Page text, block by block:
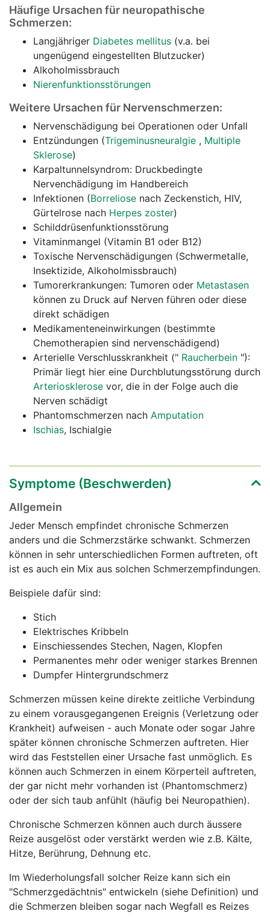
Häufige Ursachen für neuropathische
Schmerzen:
Langjähriger Diabetes mellitus (v.a. bei
ungenügend eingestellten Blutzucker)
Alkoholmissbrauch
Nierenfunktionsstörungen
Weitere Ursachen für Nervenschmerzen:
Nervenschädigung bei Operationen oder Unfall
Entzündungen (Trigeminusneuralgie , Multiple
Sklerose)
Karpaltunnelsyndrom: Druckbedingte
Nervenchädigung im Handbereich
Infektionen (Borreliose nach Zeckenstich, HIV,
Gürtelrose nach Herpes zoster)
Schilddrüsenfunktionsstörung
Vitaminmangel (Vitamin B1 oder B12)
Toxische Nervenschädigungen (Schwermetalle,
Insektizide, Alkoholmissbrauch)
Tumorerkrankungen: Tumoren oder Metastasen
können zu Druck auf Nerven führen oder diese
direkt schädigen
Medikamenteneinwirkungen (bestimmte
Chemotherapien sind nervenschädigend)
Arterielle Verschlusskrankheit (" Raucherbein "):
Primär liegt hier eine Durchblutungsstörung durch
Arteriosklerose vor, die in der Folge auch die
Nerven schädigt
Phantomschmerzen nach Amputation
Ischias, Ischialgie
Symptome (Beschwerden)
Allgemein
Jeder Mensch empfindet chronische Schmerzen
anders und die Schmerzstärke schwankt. Schmerzen
können in sehr unterschiedlichen Formen auftreten, oft
ist es auch ein Mix aus solchen Schmerzempfindungen.
Beispiele dafür sind:
Stich
Elektrisches Kribbeln
Einschiessendes Stechen, Nagen, Klopfen
Permanentes mehr oder weniger starkes Brennen
Dumpfer Hintergrundschmerz
Schmerzen müssen keine direkte zeitliche Verbindung
zu einem vorausgegangenen Ereignis (Verletzung oder
Krankheit) aufweisen - auch Monate oder sogar Jahre
später können chronische Schmerzen auftreten. Hier
wird das Feststellen einer Ursache fast unmöglich. Es
können auch Schmerzen in einem Körperteil auftreten,
der gar nicht mehr vorhanden ist (Phantomschmerz)
oder der sich taub anfühlt (häufig bei Neuropathien).
Chronische Schmerzen können auch durch äussere
Reize ausgelöst oder verstärkt werden wie z.B. Kälte,
Hitze, Berührung, Dehnung etc.
Im Wiederholungsfall solcher Reize kann sich ein
"Schmerzgedächtnis" entwickeln (siehe Definition) und
die Schmerzen bleiben sogar nach Wegfall es Reizes